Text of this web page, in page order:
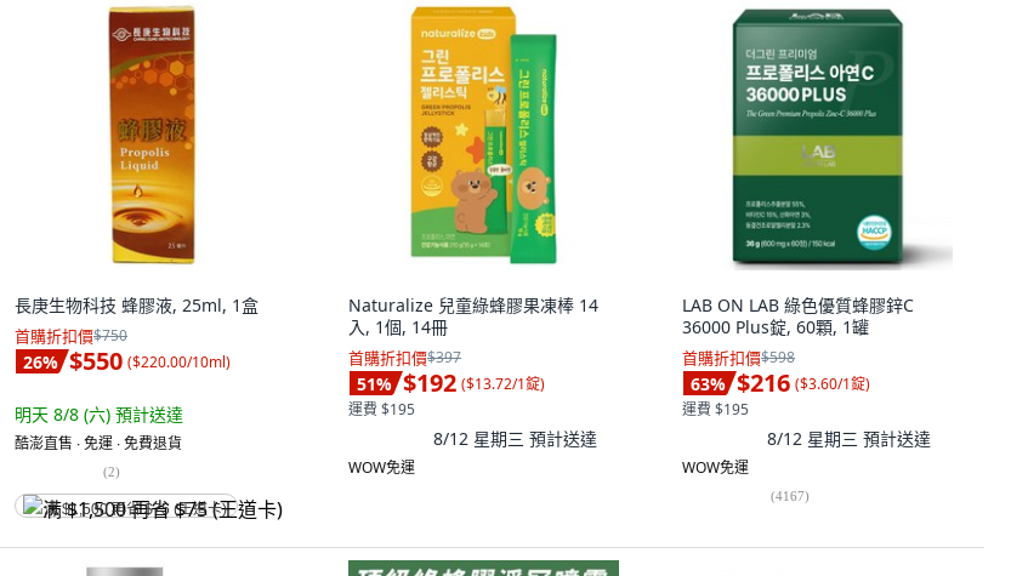
長庚生物科技 蜂膠液, 25ml, 1盒
首購折扣價$750
26% $550 ($220.00/10ml)
明天 8/8 (六) 預計送達
酷澎直售 ∙ 免運 ∙ 免費退貨
(2)
满 $1,500 再省 $75 (王道卡)
Naturalize 兒童綠蜂膠果凍棒 14
入, 1個, 14冊
首購折扣價$397
51% $192 ($13.72/1錠)
運費 $195
8/12 星期三 預計送達
WOW免運
LAB ON LAB 綠色優質蜂膠鋅C
36000 Plus錠, 60顆, 1罐
首購折扣價$598
63% $216 ($3.60/1錠)
運費 $195
8/12 星期三 預計送達
WOW免運
(4167)